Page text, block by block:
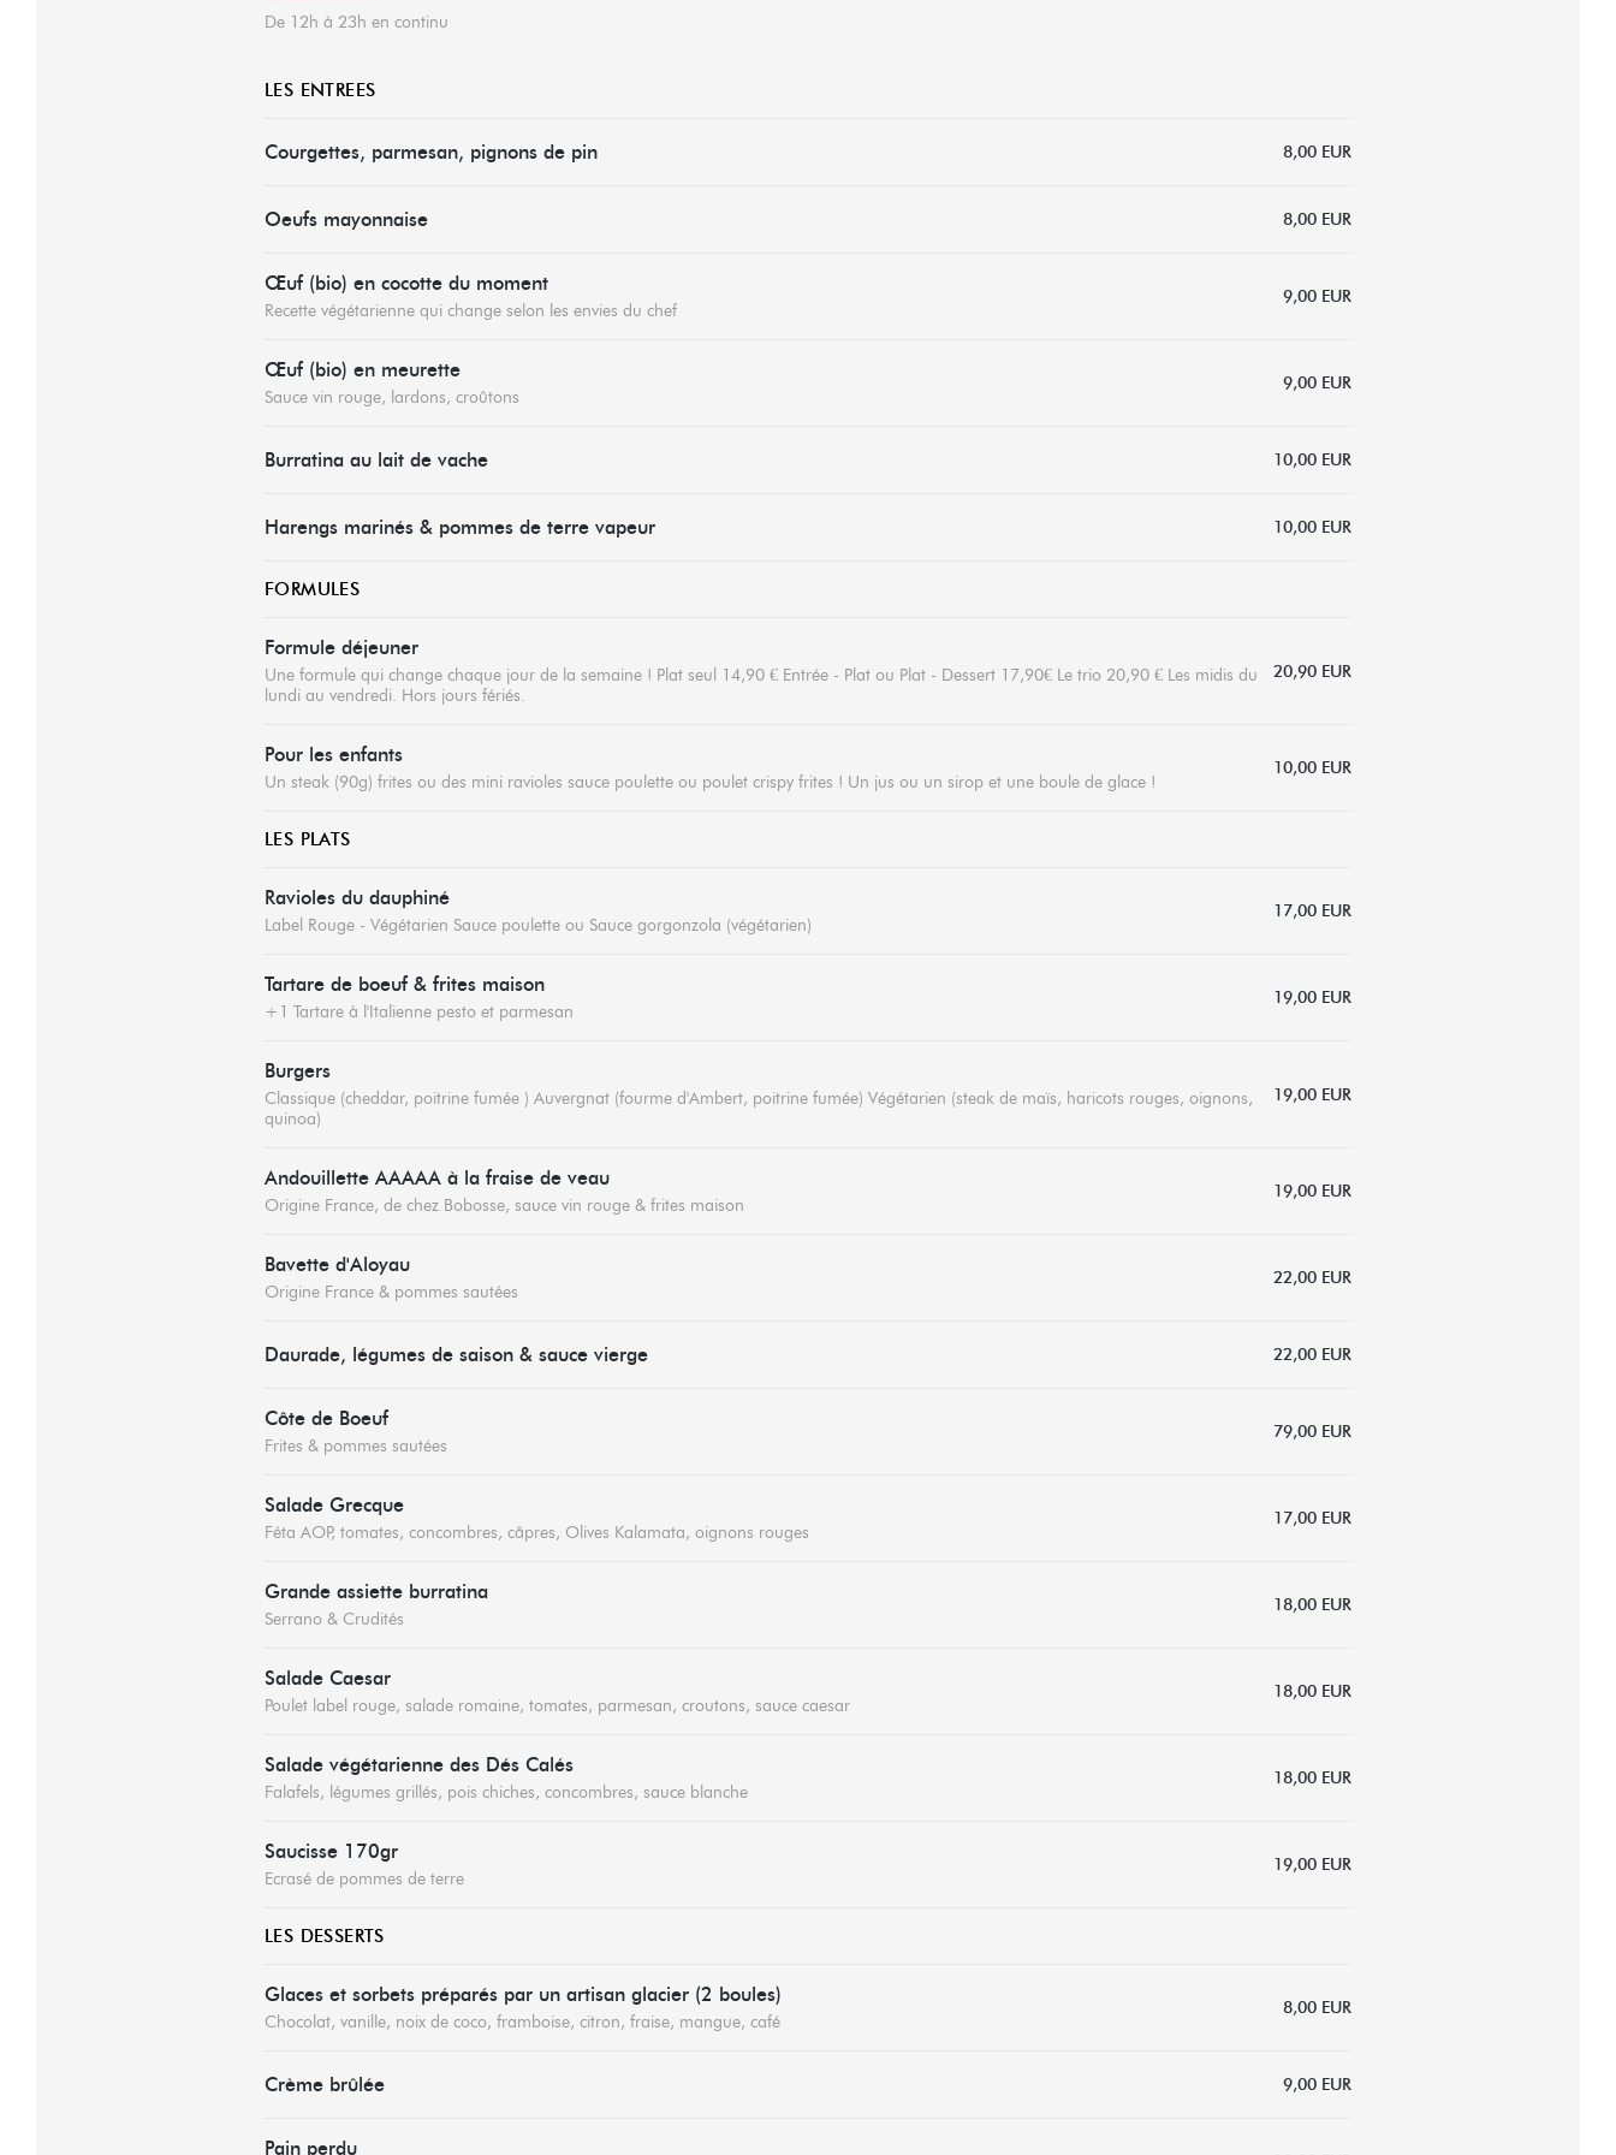
De 12h à 23h en continu
LES ENTREES
Courgettes, parmesan, pignons de pin 8,00 EUR
Oeufs mayonnaise 8,00 EUR
Œuf (bio) en cocotte du moment
Recette végétarienne qui change selon les envies du chef
9,00 EUR
Œuf (bio) en meurette
Sauce vin rouge, lardons, croûtons
9,00 EUR
Burratina au lait de vache 10,00 EUR
Harengs marinés & pommes de terre vapeur 10,00 EUR
FORMULES
Formule déjeuner
Une formule qui change chaque jour de la semaine ! Plat seul 14,90 € Entrée - Plat ou Plat - Dessert 17,90€ Le trio 20,90 € Les midis du
lundi au vendredi. Hors jours fériés.
20,90 EUR
Pour les enfants
Un steak (90g) frites ou des mini ravioles sauce poulette ou poulet crispy frites ! Un jus ou un sirop et une boule de glace !
10,00 EUR
LES PLATS
Ravioles du dauphiné
Label Rouge - Végétarien Sauce poulette ou Sauce gorgonzola (végétarien)
17,00 EUR
Tartare de boeuf & frites maison
+1 Tartare à l'Italienne pesto et parmesan
19,00 EUR
Burgers
Classique (cheddar, poitrine fumée ) Auvergnat (fourme d'Ambert, poitrine fumée) Végétarien (steak de maïs, haricots rouges, oignons,
quinoa)
19,00 EUR
Andouillette AAAAA à la fraise de veau
Origine France, de chez Bobosse, sauce vin rouge & frites maison
19,00 EUR
Bavette d'Aloyau
Origine France & pommes sautées
22,00 EUR
Daurade, légumes de saison & sauce vierge 22,00 EUR
Côte de Boeuf
Frites & pommes sautées
79,00 EUR
Salade Grecque
Féta AOP, tomates, concombres, câpres, Olives Kalamata, oignons rouges
17,00 EUR
Grande assiette burratina
Serrano & Crudités
18,00 EUR
Salade Caesar
Poulet label rouge, salade romaine, tomates, parmesan, croutons, sauce caesar
18,00 EUR
Salade végétarienne des Dés Calés
Falafels, légumes grillés, pois chiches, concombres, sauce blanche
18,00 EUR
Saucisse 170gr
Ecrasé de pommes de terre
19,00 EUR
LES DESSERTS
Glaces et sorbets préparés par un artisan glacier (2 boules)
Chocolat, vanille, noix de coco, framboise, citron, fraise, mangue, café
8,00 EUR
Crème brûlée 9,00 EUR
Pain perdu